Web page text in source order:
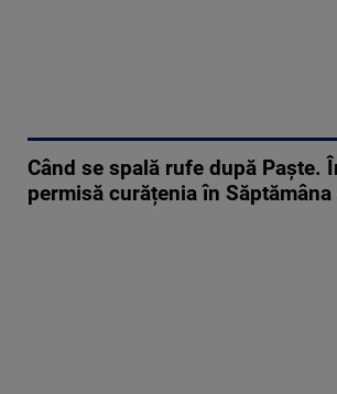
Când se spală rufe după Paște.
permisă curățenia în